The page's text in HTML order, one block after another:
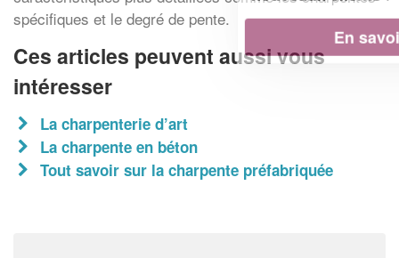
spécifiques et le degré de pente.
Ces articles peuvent aussi vous
intéresser
La charpenterie d’art
La charpente en béton
Tout savoir sur la charpente préfabriquée